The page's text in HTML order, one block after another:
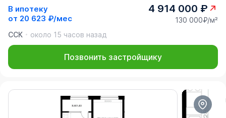
В ипотеку
от 20 623 ₽/мес
4 914 000 ₽
130 000₽/м²
ССК
около 15 часов назад
Позвонить застройщику